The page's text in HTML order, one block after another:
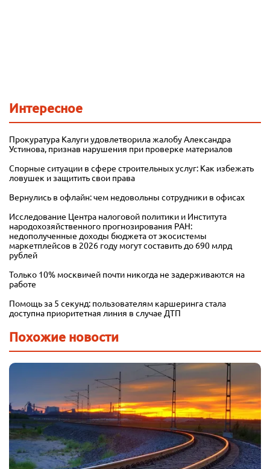
Интересное
Прокуратура Калуги удовлетворила жалобу Александра
Устинова, признав нарушения при проверке материалов
Спорные ситуации в сфере строительных услуг: Как избежать
ловушек и защитить свои права
Вернулись в офлайн: чем недовольны сотрудники в офисах
Исследование Центра налоговой политики и Института
народохозяйственного прогнозирования РАН:
недополученные доходы бюджета от экосистемы
маркетплейсов в 2026 году могут составить до 690 млрд
рублей
Только 10% москвичей почти никогда не задерживаются на
работе
Помощь за 5 секунд: пользователям каршеринга стала
доступна приоритетная линия в случае ДТП
Похожие новости